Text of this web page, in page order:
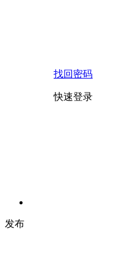
找回密码
快速登录
发布